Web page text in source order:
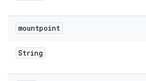
mountpoint
String